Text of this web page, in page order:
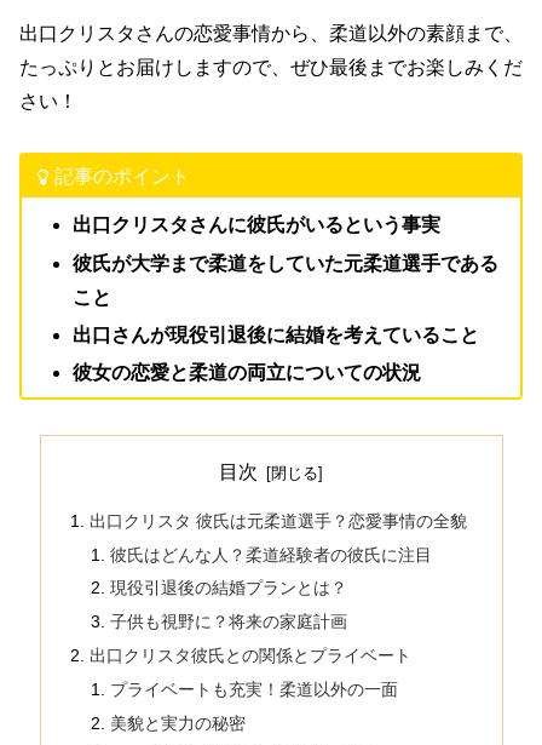
出口クリスタさんの恋愛事情から、柔道以外の素顔まで、
たっぷりとお届けしますので、ぜひ最後までお楽しみくだ
さい！
記事のポイント
出口クリスタさんに彼氏がいるという事実
彼氏が大学まで柔道をしていた元柔道選手である
こと
出口さんが現役引退後に結婚を考えていること
彼女の恋愛と柔道の両立についての状況
目次
出口クリスタ 彼氏は元柔道選手？恋愛事情の全貌
彼氏はどんな人？柔道経験者の彼氏に注目
現役引退後の結婚プランとは？
子供も視野に？将来の家庭計画
出口クリスタ彼氏との関係とプライベート
プライベートも充実！柔道以外の一面
美貌と実力の秘密